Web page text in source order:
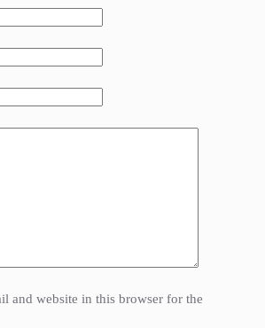
and website in this browser for the